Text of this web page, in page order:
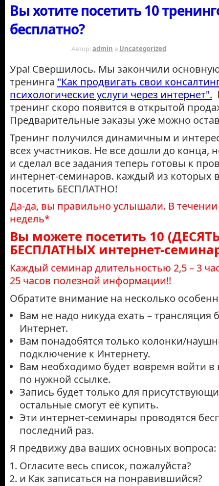
Вы хотите посетить 10
бесплатно?
Автор:admin в Uncategorized
Ура! Свершилось. Мы закончили
тренинга "Как продвигать свои
психологические услуги через интернет".
тренинг скоро появится в открытой
Предварительные заказы уже можно
Тренинг получился динамичным и
всех участников. Не все дошли до конца,
и сделал все задания теперь готовы к
интернет-семинаров. каждый из которых
посетить БЕСПЛАТНО!
Да-да, вы правильно услышали. В
недель*
Вы можете посетить 10
БЕСПЛАТНЫХ интернет-
Каждый семинар длительностью 2,5 – 3
25 часов полезной информации!!
Обратите внимание на несколько
Вам не надо никуда ехать – трансляция
Интернет.
Вам понадобятся только колонки/
подключение к Интернету.
Вам необходимо будет вовремя войти в
по нужной ссылке.
Запись будет только для
остальные смогут её купить.
Эти интернет-семинары проводятся
последний раз.
Я предвижу два ваших основных вопроса:
Огласите весь список, пожалуйста?
и Как записаться на понравившийся?